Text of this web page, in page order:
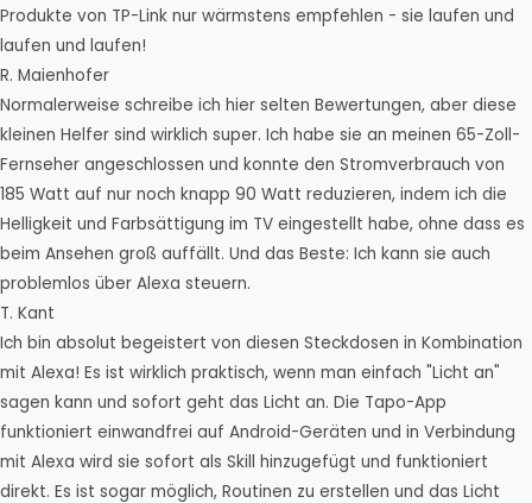
Produkte von TP-Link nur wärmstens empfehlen - sie laufen und
laufen und laufen!
R. Maienhofer
Normalerweise schreibe ich hier selten Bewertungen, aber diese
kleinen Helfer sind wirklich super. Ich habe sie an meinen 65-Zoll-
Fernseher angeschlossen und konnte den Stromverbrauch von
185 Watt auf nur noch knapp 90 Watt reduzieren, indem ich die
Helligkeit und Farbsättigung im TV eingestellt habe, ohne dass es
beim Ansehen groß auffällt. Und das Beste: Ich kann sie auch
problemlos über Alexa steuern.
T. Kant
Ich bin absolut begeistert von diesen Steckdosen in Kombination
mit Alexa! Es ist wirklich praktisch, wenn man einfach "Licht an"
sagen kann und sofort geht das Licht an. Die Tapo-App
funktioniert einwandfrei auf Android-Geräten und in Verbindung
mit Alexa wird sie sofort als Skill hinzugefügt und funktioniert
direkt. Es ist sogar möglich, Routinen zu erstellen und das Licht